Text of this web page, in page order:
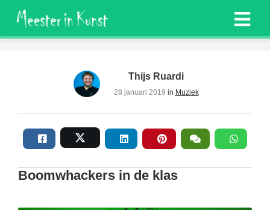
Thijs Ruardi
28 januari 2019 in Muziek
Boomwhackers in de klas